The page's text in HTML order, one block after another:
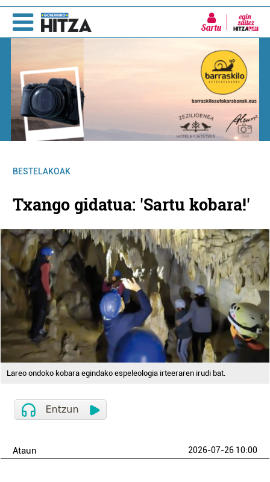
Sartu
BESTELAKOAK
Txango gidatua: 'Sartu kobara!'
Lareo ondoko kobara egindako espeleologia irteeraren irudi bat.
Ataun 2026-07-26 10:00